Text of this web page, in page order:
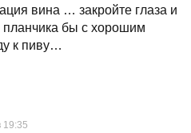
вина … закройте глаза и
бы с хорошим
к пиву…
19:35